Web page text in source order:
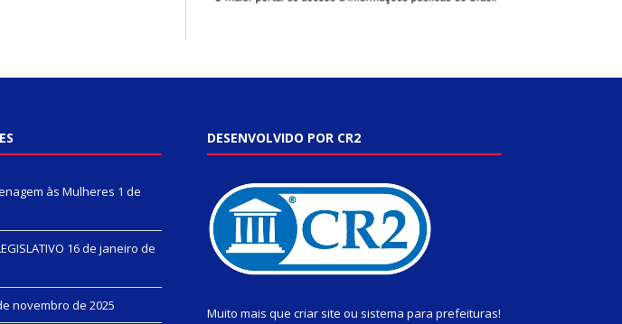
às Mulheres 1 de
16 de janeiro de
novembro de 2025
DESENVOLVIDO POR CR2
Muito mais que criar site ou sistema para prefeituras!